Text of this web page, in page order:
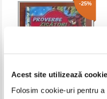
Acest site utilizează
Folosim cookie-uri pentru
-25%